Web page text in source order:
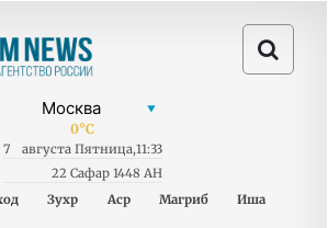
0°C
7 августа Пятница,11:33
22 Сафар 1448 AH
Зухр Аср Магриб Иша